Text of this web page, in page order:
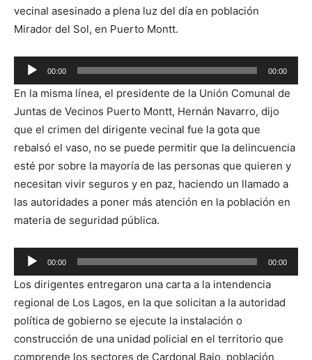
vecinal asesinado a plena luz del día en población
Mirador del Sol, en Puerto Montt.
Reproductor
de
audio
00:00 00:00
En la misma línea, el presidente de la Unión Comunal de
Juntas de Vecinos Puerto Montt, Hernán Navarro, dijo
que el crimen del dirigente vecinal fue la gota que
rebalsó el vaso, no se puede permitir que la delincuencia
esté por sobre la mayoría de las personas que quieren y
necesitan vivir seguros y en paz, haciendo un llamado a
las autoridades a poner más atención en la población en
materia de seguridad pública.
Reproductor
de
audio
00:00 00:00
Los dirigentes entregaron una carta a la intendencia
regional de Los Lagos, en la que solicitan a la autoridad
política de gobierno se ejecute la instalación o
construcción de una unidad policial en el territorio que
comprende los sectores de Cardonal Bajo, población